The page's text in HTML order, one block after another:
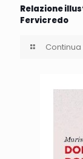
Relazione
Fervicredo